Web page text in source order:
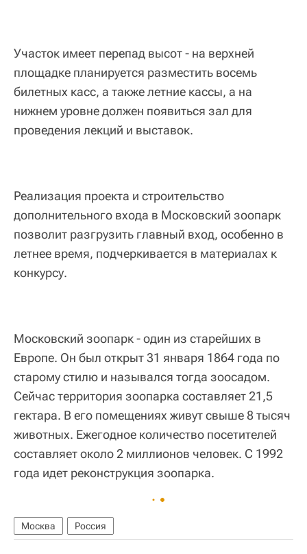
Участок имеет перепад высот - на верхней
площадке планируется разместить восемь
билетных касс, а также летние кассы, а на
нижнем уровне должен появиться зал для
проведения лекций и выставок.
Реализация проекта и строительство
дополнительного входа в Московский зоопарк
позволит разгрузить главный вход, особенно в
летнее время, подчеркивается в материалах к
конкурсу.
Московский зоопарк - один из старейших в
Европе. Он был открыт 31 января 1864 года по
старому стилю и назывался тогда зоосадом.
Сейчас территория зоопарка составляет 21,5
гектара. В его помещениях живут свыше 8 тысяч
животных. Ежегодное количество посетителей
составляет около 2 миллионов человек. С 1992
года идет реконструкция зоопарка.
Москва Россия